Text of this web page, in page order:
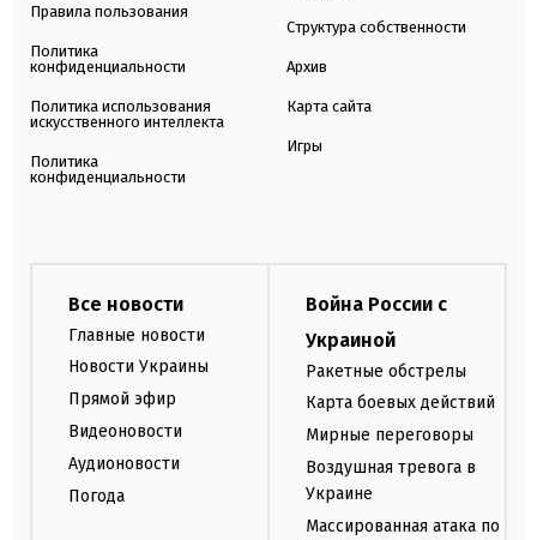
Правила пользования
Политика
конфиденциальности
Политика использования
искусственного интеллекта
Политика
конфиденциальности
Структура собственности
Архив
Карта сайта
Игры
Все новости
Главные новости
Новости Украины
Прямой эфир
Видеоновости
Аудионовости
Погода
Война России с
Украиной
Ракетные обстрелы
Карта боевых действий
Мирные переговоры
Воздушная тревога в
Украине
Массированная атака по